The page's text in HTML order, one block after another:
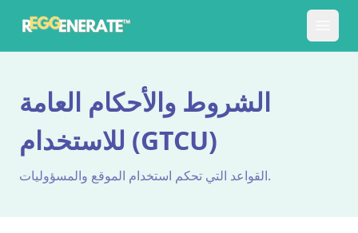
الشروط والأحكام العامة
للاستخدام (GTCU)
القواعد التي تحكم استخدام الموقع والمسؤوليات.